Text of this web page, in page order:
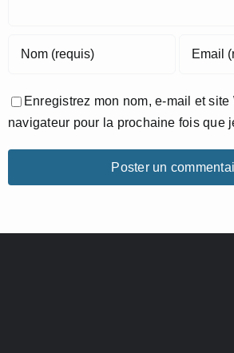
Enregistrez mon nom, e-mail et site
navigateur pour la prochaine fois que